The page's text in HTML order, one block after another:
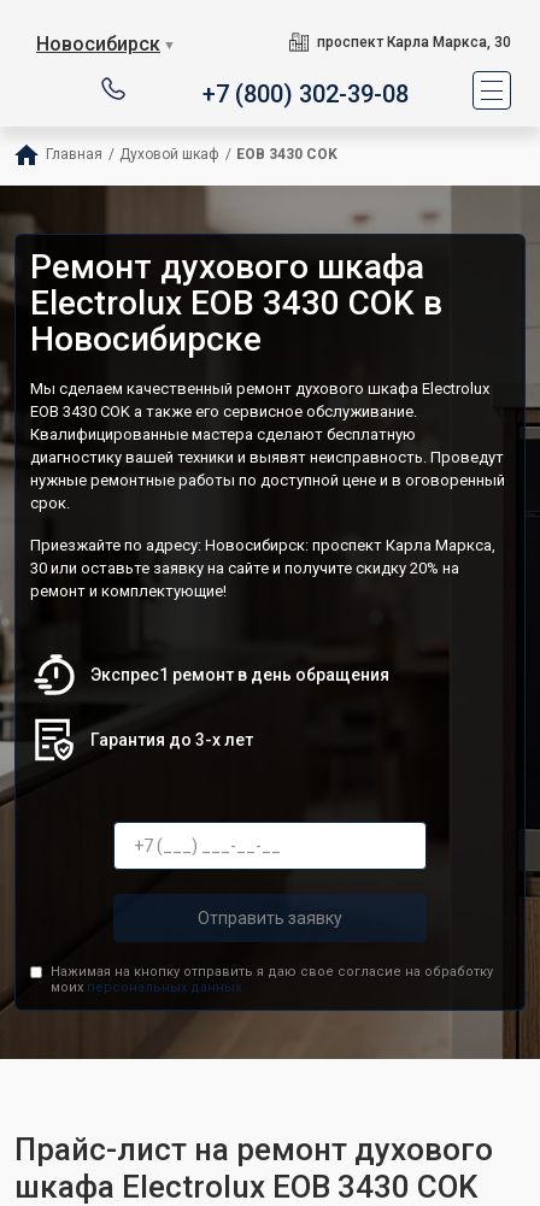
Новосибирск ▼ проспект Карла Маркса, 30
+7 (800) 302-39-08
Главная / Духовой шкаф / EOB 3430 COK
Ремонт духового шкафа
Electrolux EOB 3430 COK в
Новосибирске
Мы сделаем качественный ремонт духового шкафа Electrolux
EOB 3430 COK а также его сервисное обслуживание.
Квалифицированные мастера сделают бесплатную
диагностику вашей техники и выявят неисправность. Проведут
нужные ремонтные работы по доступной цене и в оговоренный
срок.
Приезжайте по адресу: Новосибирск: проспект Карла Маркса,
30 или оставьте заявку на сайте и получите скидку 20% на
ремонт и комплектующие!
Экспрес1 ремонт в день обращения
Гарантия до 3-х лет
Отправить заявку
Нажимая на кнопку отправить я даю свое согласие на обработку
моих персональных данных.
Прайс-лист на ремонт духового
шкафа Electrolux EOB 3430 COK